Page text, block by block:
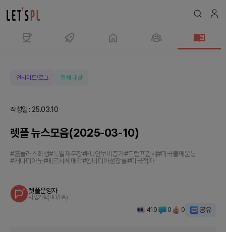
(2025-
03-
10)
인사이트/로그 전체 대상
작성일 : 25.03.10
렛플 뉴스모음(2025-03-10)
#홈플러스회생#독일재무장#EU안보비증가#트럼프관세#미국불매운동
#캐나디아노#베르사체매각#엔비디아성장률#미국적자
렛플운영자
사업기획(BD/BA)
419 0 0 공유